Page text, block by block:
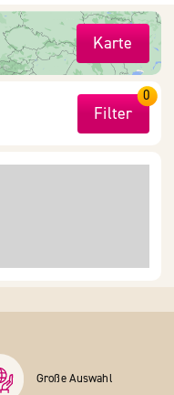
Karte
Filter
0
Große Auswahl